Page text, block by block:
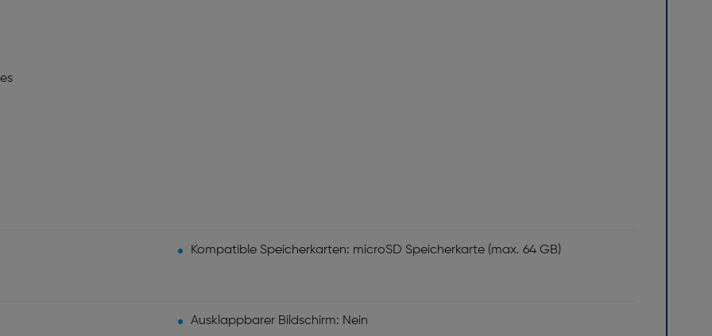
Kompatible Speicherkarten: microSD Speicherkarte (max. 64 GB)
Ausklappbarer Bildschirm: Nein